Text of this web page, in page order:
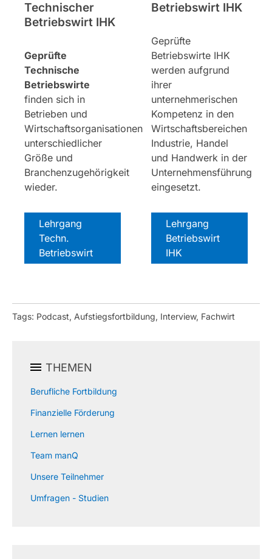
Technischer
Betriebswirt IHK
Geprüfte
Technische
Betriebswirte
finden sich in
Betrieben und
Wirtschaftsorganisationen
unterschiedlicher
Größe und
Branchenzugehörigkeit
wieder.
Lehrgang
Techn.
Betriebswirt
Betriebswirt IHK
Geprüfte
Betriebswirte IHK
werden aufgrund
ihrer
unternehmerischen
Kompetenz in den
Wirtschaftsbereichen
Industrie, Handel
und Handwerk in der
Unternehmensführung
eingesetzt.
Lehrgang
Betriebswirt
IHK
Tags: Podcast, Aufstiegsfortbildung, Interview, Fachwirt
THEMEN
Berufliche Fortbildung
Finanzielle Förderung
Lernen lernen
Team manQ
Unsere Teilnehmer
Umfragen - Studien